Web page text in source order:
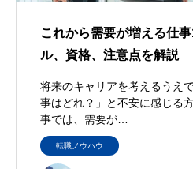
これから需要が増える仕
ル、資格、注意点を解説
将来のキャリアを考えるうえ
事はどれ？」と不安に感じる
事では、需要が…
転職ノウハウ